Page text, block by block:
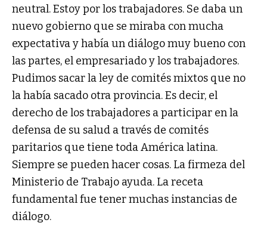
neutral. Estoy por los trabajadores. Se daba un
nuevo gobierno que se miraba con mucha
expectativa y había un diálogo muy bueno con
las partes, el empresariado y los trabajadores.
Pudimos sacar la ley de comités mixtos que no
la había sacado otra provincia. Es decir, el
derecho de los trabajadores a participar en la
defensa de su salud a través de comités
paritarios que tiene toda América latina.
Siempre se pueden hacer cosas. La firmeza del
Ministerio de Trabajo ayuda. La receta
fundamental fue tener muchas instancias de
diálogo.